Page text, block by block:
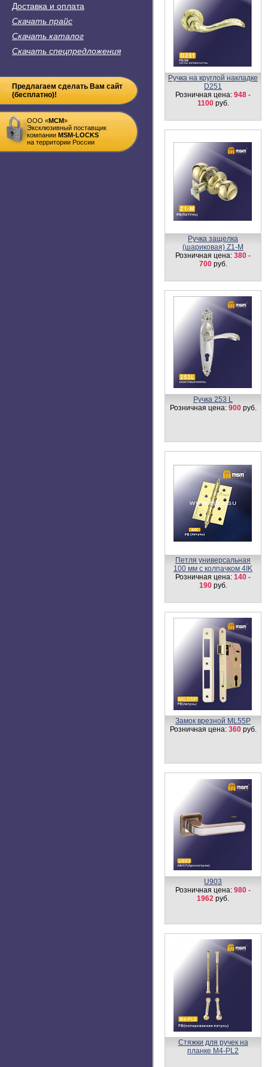
Доставка и оплата
Скачать прайс
Скачать каталог
Скачать спецпредложения
Предлагаем сделать Вам сайт
(бесплатно)!
ООО «MСM»
Эксклюзивный поставщик
компании MSM-LOCKS
на территории России
Ручка на круглой накладке
D251
Розничная цена: 948 -
1100руб.
Ручка защелка
(шариковая) Z1-M
Розничная цена: 380 -
700руб.
Ручка 253 L
Розничная цена: 900руб.
Петля универсальная
100 мм с колпачком 4IK
Розничная цена: 140 -
190руб.
Замок врезной ML55P
Розничная цена: 360руб.
U903
Розничная цена: 980 -
1962 руб.
Стяжки для ручек на
планке М4-PL2